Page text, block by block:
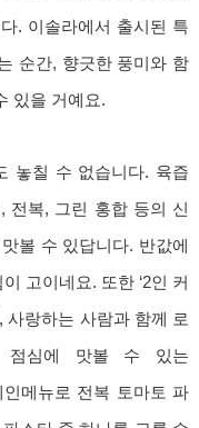
. 이솔라에서 출시된 특
순간, 향긋한 풍미와 함
있을 거예요.
놓칠 수 없습니다. 육즙
전복, 그린 홍합 등의 신
볼 수 있답니다. 반값에
고이네요. 또한 ‘2인 커
사랑하는 사람과 함께 로
점심에 맛볼 수 있는
메뉴로 전복 토마토 파